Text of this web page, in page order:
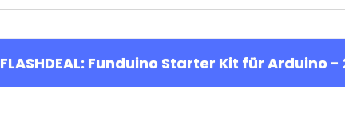
FLASHDEAL: Funduino Starter Kit für Arduino -